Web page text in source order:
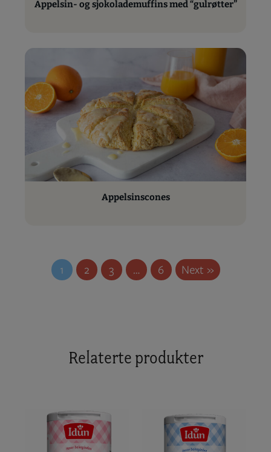
Appelsin- og sjokolademuffins med “gulrøtter”
Appelsinscones
1 2 3 … 6 Next »
Relaterte produkter